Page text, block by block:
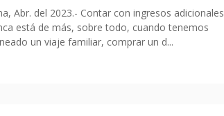
Abr. del 2023.- Contar con ingresos adicionales
está de más, sobre todo, cuando tenemos
un viaje familiar, comprar un d...